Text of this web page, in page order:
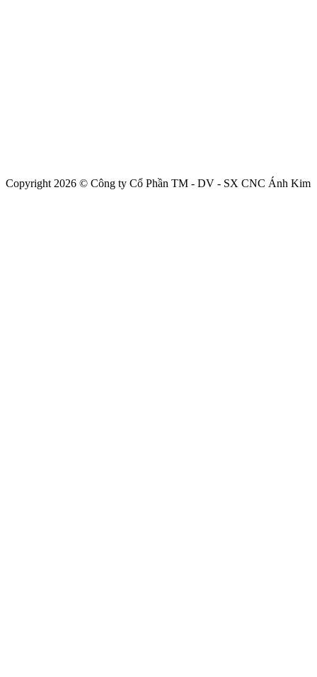
Copyright 2026 © Công ty Cổ Phần TM - DV - SX CNC Ánh Kim